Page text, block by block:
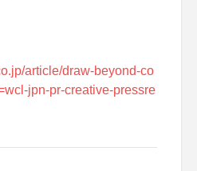
article/draw-beyond-co
jpn-pr-creative-pressre